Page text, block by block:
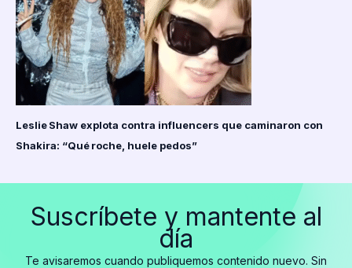
Leslie Shaw explota contra influencers que caminaron con
Shakira: “Qué roche, huele pedos”
Suscríbete y mantente al
día
Te avisaremos cuando publiquemos contenido nuevo. Sin